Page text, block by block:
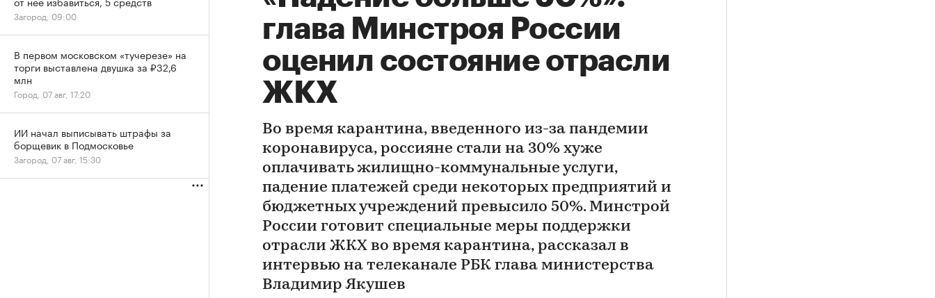
глава Минстроя России
оценил состояние отрасли
ЖКХ
Во время карантина, введенного из-за пандемии
коронавируса, россияне стали на 30% хуже
оплачивать жилищно-коммунальные услуги,
падение платежей среди некоторых предприятий и
бюджетных учреждений превысило 50%. Минстрой
России готовит специальные меры поддержки
отрасли ЖКХ во время карантина, рассказал в
интервью на телеканале РБК глава министерства
Владимир Якушев
Загород, 09:00
В первом московском «тучерезе» на
торги выставлена двушка за ₽32,6
млн
Город, 07 авг, 17:20
ИИ начал выписывать штрафы за
борщевик в Подмосковье
Загород, 07 авг, 15:30